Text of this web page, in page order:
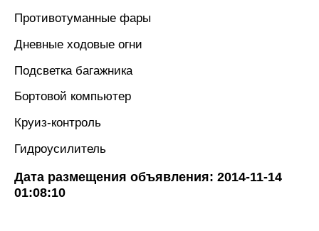
Противотуманные фары
Дневные ходовые огни
Подсветка багажника
Бортовой компьютер
Круиз-контроль
Гидроусилитель
Дата размещения объявления: 2014-11-14
01:08:10